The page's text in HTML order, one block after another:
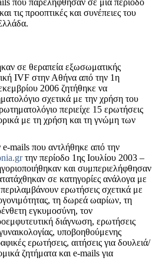
που παρελήφθησαν σε μια περίοδο
τις προοπτικές και συνέπειες του
σε θεραπεία εξωσωματικής
IVF στην Αθήνα από την 1η
2006 ζητήθηκε να
σχετικά με την χρήση του
περιείχε 15 ερωτήσεις
με τη χρήση και τη γνώμη των
mails που αντλήθηκε από την
την περίοδο 1ης Ιουλίου 2003 –
και συμπεριελήφθησαν
σε κατηγορίες ανάλογα με
ερωτήσεις σχετικά με
τη δωρεά ωαρίων, τη
εγκυμοσύνη, τον
διάγνωση, ερωτήσεις
υποβοηθούμενης
ερωτήσεις, αιτήσεις για δουλειά/
ζητήματα και e-mails για